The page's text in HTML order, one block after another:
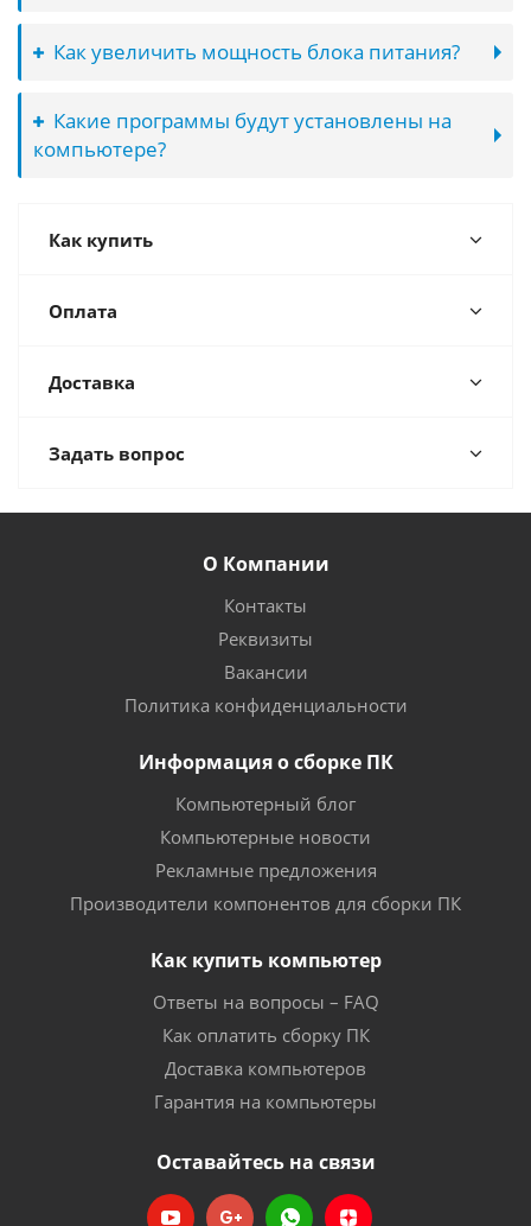
Как увеличить мощность блока питания?
Какие программы будут установлены на
компьютере?
Как купить
Оплата
Доставка
Задать вопрос
О Компании
Контакты
Реквизиты
Вакансии
Политика конфиденциальности
Информация о сборке ПК
Компьютерный блог
Компьютерные новости
Рекламные предложения
Производители компонентов для сборки ПК
Как купить компьютер
Ответы на вопросы – FAQ
Как оплатить сборку ПК
Доставка компьютеров
Гарантия на компьютеры
Оставайтесь на связи